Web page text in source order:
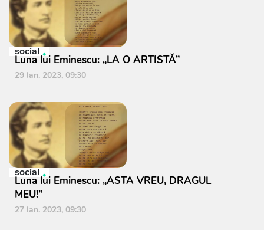
social
Luna lui Eminescu: „LA O ARTISTĂ”
29 Ian. 2023, 09:30
social
Luna lui Eminescu: „ASTA VREU, DRAGUL
MEU!”
27 Ian. 2023, 09:30